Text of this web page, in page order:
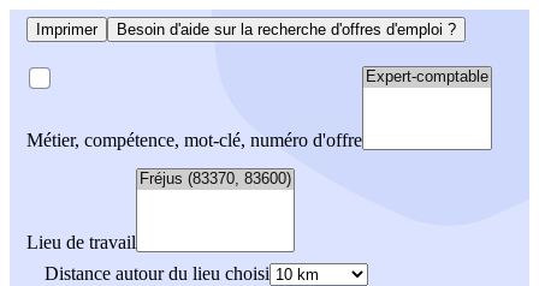
Imprimer Besoin d'aide sur la recherche d'offres d'emploi ?
Métier, compétence, mot-clé, numéro d'offre
Lieu de travail
Distance autour du lieu choisi